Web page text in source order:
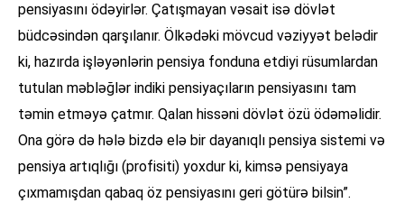
pensiyasını ödəyirlər. Çatışmayan vəsait isə dövlət
büdcəsindən qarşılanır. Ölkədəki mövcud vəziyyət belədir
ki, hazırda işləyənlərin pensiya fonduna etdiyi rüsumlardan
tutulan məbləğlər indiki pensiyaçıların pensiyasını tam
təmin etməyə çatmır. Qalan hissəni dövlət özü ödəməlidir.
Ona görə də hələ bizdə elə bir dayanıqlı pensiya sistemi və
pensiya artıqlığı (profisiti) yoxdur ki, kimsə pensiyaya
çıxmamışdan qabaq öz pensiyasını geri götürə bilsin”.